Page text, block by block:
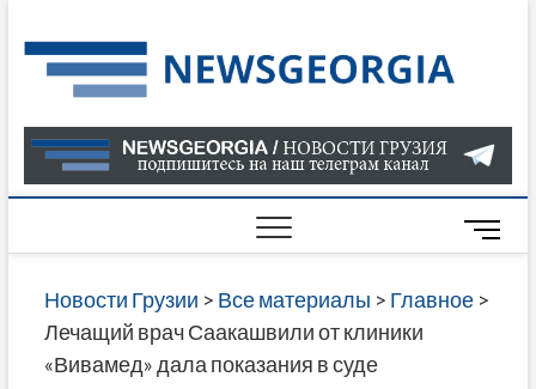
to
content
О
В
ГРУЗИИ
САЙТЕ
M
e
n
Новости Грузии > Все материалы > Главное>
Лечащий врач Саакашвили от клиники
«Вивамед» дала показания в суде